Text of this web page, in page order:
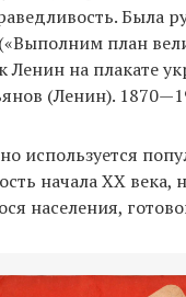
план
Ленин на плакате
(Ленин).
используется
начала ХХ
населения,